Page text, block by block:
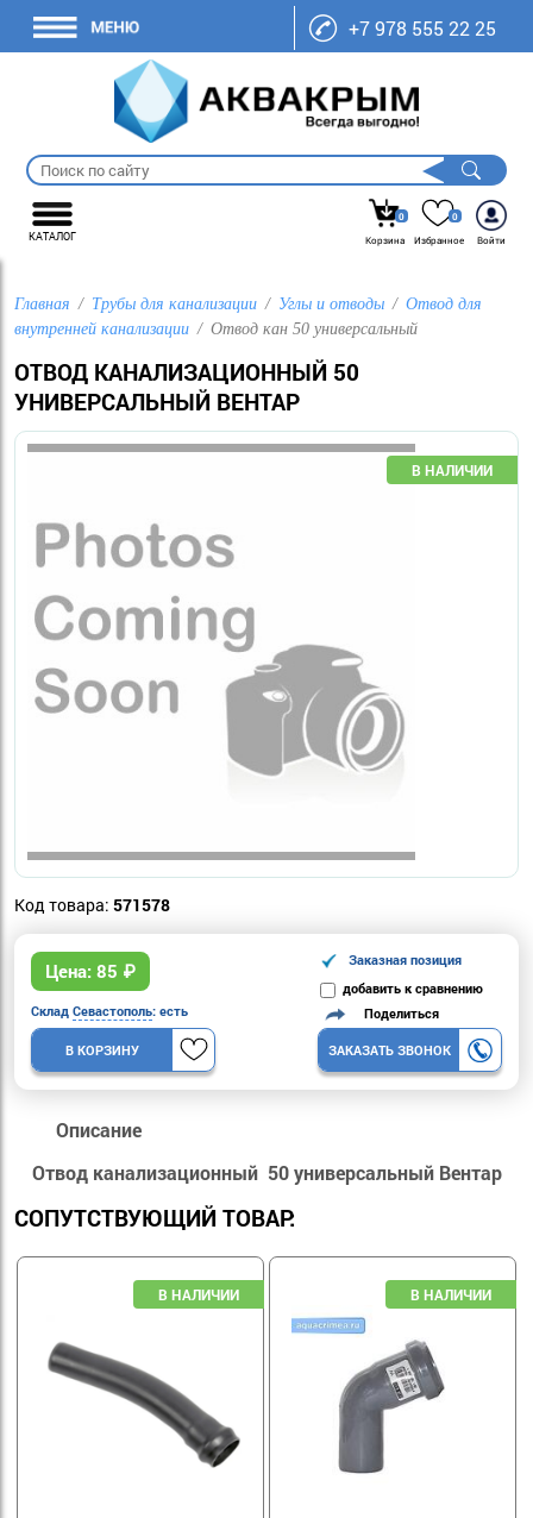
+7 978 555 22 25
КАТАЛОГ
0
Корзина
0
Избранное
Войти
Главная Трубы для канализации Углы и отводы
Отвод для
внутренней канализации
Отвод кан 50 универсальный
ОТВОД КАНАЛИЗАЦИОННЫЙ 50
УНИВЕРСАЛЬНЫЙ ВЕНТАР
Код товара: 571578
Цена: 85 ₽
Заказная позиция
добавить к сравнению
Склад Севастополь: есть
В КОРЗИНУ
Поделиться
ЗАКАЗАТЬ ЗВОНОК
Описание
Отвод канализационный 50 универсальный Вентар
СОПУТСТВУЮЩИЙ ТОВАР: